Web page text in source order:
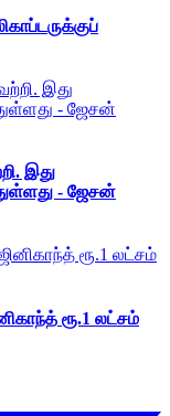
இது
- ஜேசன்
ரூ.1 லட்சம்